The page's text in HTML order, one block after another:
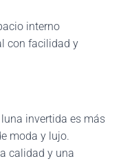
interno
con facilidad y
invertida es más
moda y lujo.
calidad y una